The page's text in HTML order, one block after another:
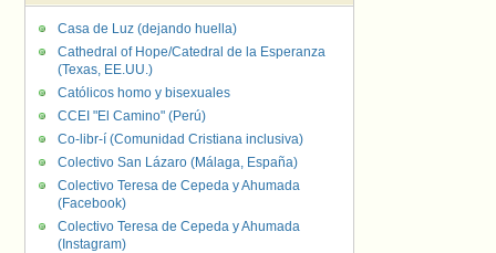
Casa de Luz (dejando huella)
Cathedral of Hope/Catedral de la Esperanza
(Texas, EE.UU.)
Católicos homo y bisexuales
CCEI "El Camino" (Perú)
Co-libr-í (Comunidad Cristiana inclusiva)
Colectivo San Lázaro (Málaga, España)
Colectivo Teresa de Cepeda y Ahumada
(Facebook)
Colectivo Teresa de Cepeda y Ahumada
(Instagram)